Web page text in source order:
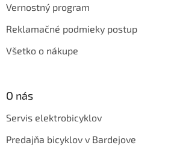
Vernostný program
Reklamačné podmieky postup
Všetko o nákupe
O nás
Servis elektrobicyklov
Predajňa bicyklov v Bardejove